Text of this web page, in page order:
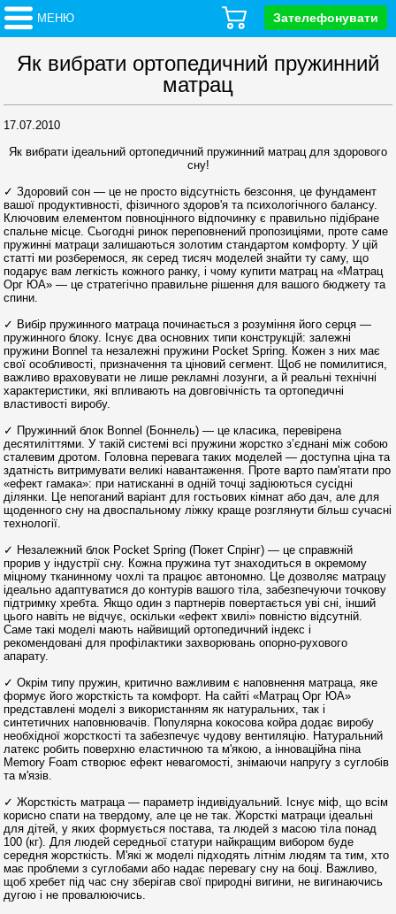
МЕНЮ Зателефонувати
Як вибрати ортопедичний пружинний
матрац
17.07.2010
Як вибрати ідеальний ортопедичний пружинний матрац для здорового
сну!
✓ Здоровий сон — це не просто відсутність безсоння, це фундамент
вашої продуктивності, фізичного здоров'я та психологічного балансу.
Ключовим елементом повноцінного відпочинку є правильно підібране
спальне місце. Сьогодні ринок переповнений пропозиціями, проте саме
пружинні матраци залишаються золотим стандартом комфорту. У цій
статті ми розберемося, як серед тисяч моделей знайти ту саму, що
подарує вам легкість кожного ранку, і чому купити матрац на «Матрац
Орг ЮА» — це стратегічно правильне рішення для вашого бюджету та
спини.
✓ Вибір пружинного матраца починається з розуміння його серця —
пружинного блоку. Існує два основних типи конструкцій: залежні
пружини Bonnel та незалежні пружини Pocket Spring. Кожен з них має
свої особливості, призначення та ціновий сегмент. Щоб не помилитися,
важливо враховувати не лише рекламні лозунги, а й реальні технічні
характеристики, які впливають на довговічність та ортопедичні
властивості виробу.
✓ Пружинний блок Bonnel (Боннель) — це класика, перевірена
десятиліттями. У такій системі всі пружини жорстко з’єднані між собою
сталевим дротом. Головна перевага таких моделей — доступна ціна та
здатність витримувати великі навантаження. Проте варто пам'ятати про
«ефект гамака»: при натисканні в одній точці задіюються сусідні
ділянки. Це непоганий варіант для гостьових кімнат або дач, але для
щоденного сну на двоспальному ліжку краще розглянути більш сучасні
технології.
✓ Незалежний блок Pocket Spring (Покет Спрінг) — це справжній
прорив у індустрії сну. Кожна пружина тут знаходиться в окремому
міцному тканинному чохлі та працює автономно. Це дозволяє матрацу
ідеально адаптуватися до контурів вашого тіла, забезпечуючи точкову
підтримку хребта. Якщо один з партнерів повертається уві сні, інший
цього навіть не відчує, оскільки «ефект хвилі» повністю відсутній.
Саме такі моделі мають найвищий ортопедичний індекс і
рекомендовані для профілактики захворювань опорно-рухового
апарату.
✓ Окрім типу пружин, критично важливим є наповнення матраца, яке
формує його жорсткість та комфорт. На сайті «Матрац Орг ЮА»
представлені моделі з використанням як натуральних, так і
синтетичних наповнювачів. Популярна кокосова койра додає виробу
необхідної жорсткості та забезпечує чудову вентиляцію. Натуральний
латекс робить поверхню еластичною та м'якою, а інноваційна піна
Memory Foam створює ефект невагомості, знімаючи напругу з суглобів
та м'язів.
✓ Жорсткість матраца — параметр індивідуальний. Існує міф, що всім
корисно спати на твердому, але це не так. Жорсткі матраци ідеальні
для дітей, у яких формується постава, та людей з масою тіла понад
100 (кг). Для людей середньої статури найкращим вибором буде
середня жорсткість. М'які ж моделі підходять літнім людям та тим, хто
має проблеми з суглобами або надає перевагу сну на боці. Важливо,
щоб хребет під час сну зберігав свої природні вигини, не вигинаючись
дугою і не провалюючись.